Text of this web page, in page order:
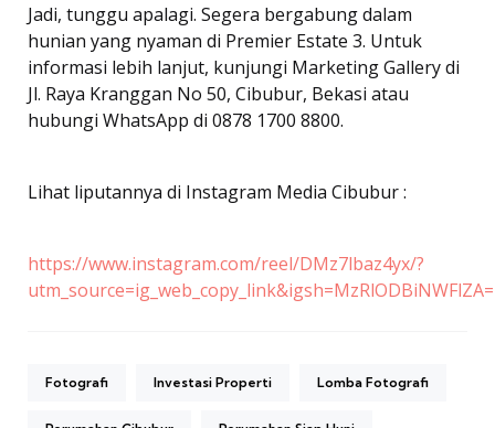
Jadi, tunggu apalagi. Segera bergabung dalam
hunian yang nyaman di Premier Estate 3. Untuk
informasi lebih lanjut, kunjungi Marketing Gallery di
Jl. Raya Kranggan No 50, Cibubur, Bekasi atau
hubungi WhatsApp di 0878 1700 8800.
Lihat liputannya di Instagram Media Cibubur :
https://www.instagram.com/reel/DMz7lbaz4yx/?
Fotografi Investasi Properti Lomba Fotografi